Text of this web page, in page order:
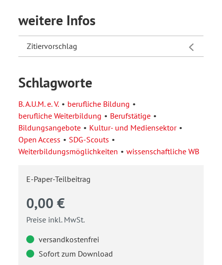
weitere Infos
Zitiervorschlag
Schlagworte
B. A.U.M. e. V.
berufliche Bildung
berufliche Weiterbildung
Berufstätige
Bildungsangebote
Kultur- und Mediensektor
Open Access
SDG-Scouts
Weiterbildungsmöglichkeiten
wissenschaftliche WB
E-Paper-Teilbeitrag
0,00 €
Preise inkl. MwSt.
versandkostenfrei
Sofort zum Download